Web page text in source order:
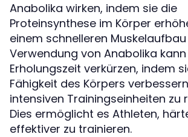
Anabolika wirken, indem sie die
Proteinsynthese im Körper
einem schnelleren
Verwendung von Anabolika
Erholungszeit verkürzen, indem
Fähigkeit des Körpers
intensiven Trainingseinheiten zu
Dies ermöglicht es Athleten,
effektiver zu trainieren.